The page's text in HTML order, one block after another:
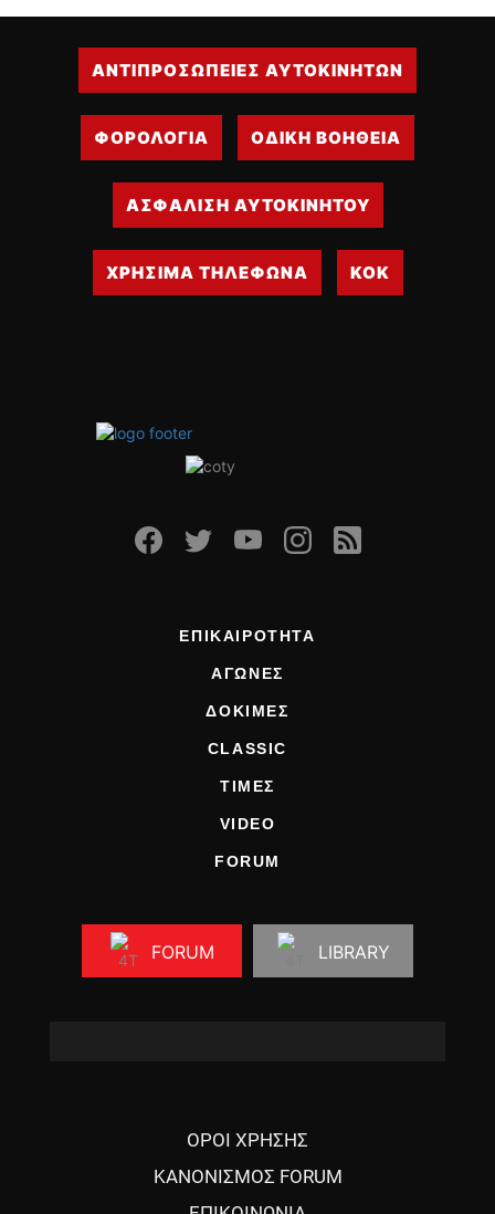
ΑΝΤΙΠΡΟΣΩΠΕΙΕΣ ΑΥΤΟΚΙΝΗΤΩΝ
ΦΟΡΟΛΟΓΙΑ ΟΔΙΚΗ ΒΟΗΘΕΙΑ
ΑΣΦΑΛΙΣΗ ΑΥΤΟΚΙΝΗΤΟΥ
ΧΡΗΣΙΜΑ ΤΗΛΕΦΩΝΑ ΚΟΚ
ΕΠΙΚΑΙΡΟΤΗΤΑ
ΑΓΩΝΕΣ
ΔΟΚΙΜΕΣ
CLASSIC
ΤΙΜΕΣ
VIDEO
FORUM
FORUM LIBRARY
ΟΡΟΙ ΧΡΗΣΗΣ
ΚΑΝΟΝΙΣΜΟΣ FORUM